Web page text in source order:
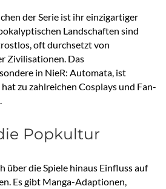
der Serie ist ihr einzigartiger
Landschaften sind
oft durchsetzt von
Zivilisationen. Das
in NieR: Automata, ist
zu zahlreichen Cosplays und Fan-
Popkultur
über die Spiele hinaus Einfluss auf
Es gibt Manga-Adaptionen,